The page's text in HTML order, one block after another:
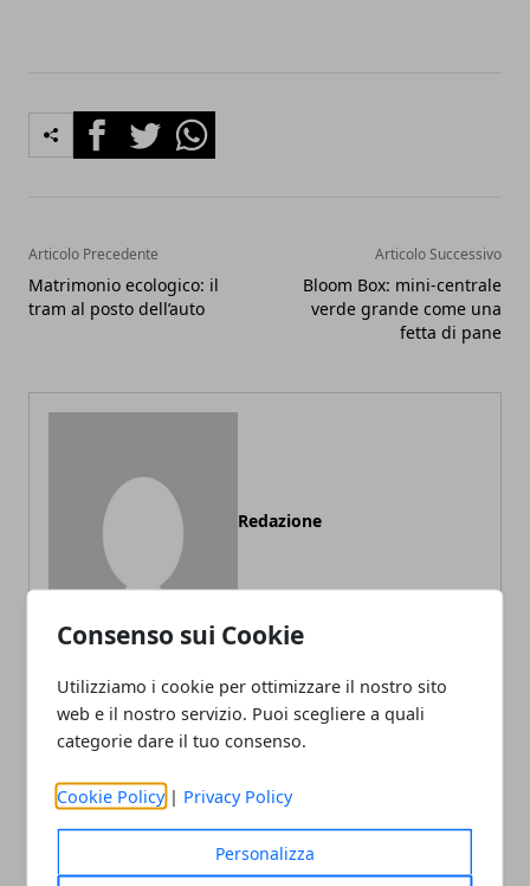
Consenso sui Cookie
Utilizziamo i cookie per ottimizzare il nostro sito
web e il nostro servizio. Puoi scegliere a quali
categorie dare il tuo consenso.
Cookie Policy | Privacy Policy
Personalizza
FacebookTwitterWhatsapp
Articolo Precedente
Matrimonio ecologico: il
tram al posto dell’auto
Articolo Successivo
Bloom Box: mini-centrale
verde grande come una
fetta di pane
Redazione
ARTICOLI CORRELATI